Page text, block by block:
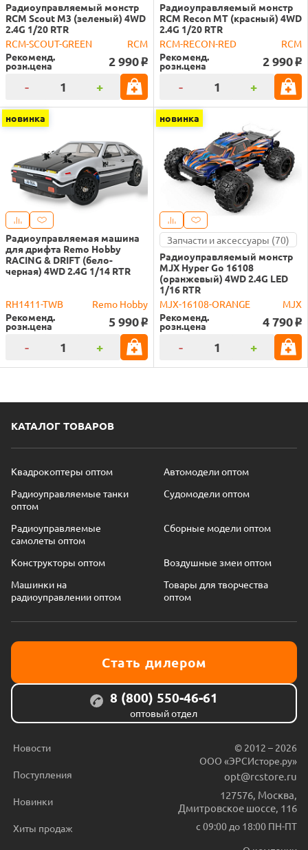
Радиоуправляемый монстр
RCM Scout M3 (зеленый) 4WD
2.4G 1/20 RTR
RCM-SCOUT-GREEN
RCM
Рекоменд.
розн.цена 2 990 o
- +
Радиоуправляемый монстр
RCM Recon MT (красный) 4WD
2.4G 1/20 RTR
RCM-RECON-RED
RCM
Рекоменд.
розн.цена 2 990 o
- +
новинка
Радиоуправляемая машина
для дрифта Remo Hobby
RACING & DRIFT (бело-
черная) 4WD 2.4G 1/14 RTR
RH1411-TWB
Remo Hobby
Рекоменд.
розн.цена 5 990 o
- +
новинка
Запчасти и аксессуары (70)
Радиоуправляемый монстр
MJX Hyper Go 16108
(оранжевый) 4WD 2.4G LED
1/16 RTR
MJX-16108-ORANGE
MJX
Рекоменд.
розн.цена 4 790 o
- +
КАТАЛОГ ТОВАРОВ
Квадрокоптеры оптом
Автомодели оптом
Радиоуправляемые танки
оптом
Судомодели оптом
Радиоуправляемые
самолеты оптом
Сборные модели оптом
Конструкторы оптом
Воздушные змеи оптом
Машинки на
радиоуправлении оптом
Товары для творчества
оптом
Стать дилером
8 (800) 550-46-61
оптовый отдел
Новости
Поступления
Новинки
Хиты продаж
© 2012 – 2026
ООО «ЭРСИсторе.ру»
opt@rcstore.ru
127576 Москва
Дмитровское шоссе, 116
с 09:00 до 18:00 ПН-ПТ